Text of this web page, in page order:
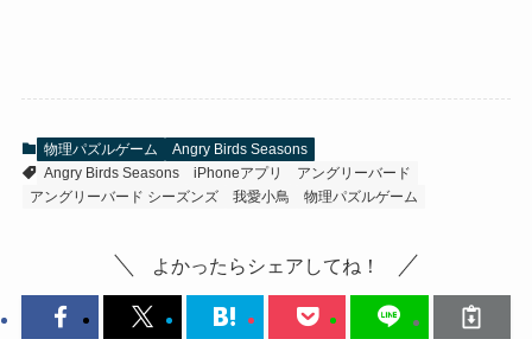
物理パズルゲーム
Angry Birds Seasons
Angry Birds Seasons
iPhoneアプリ
アングリーバード
アングリーバード シーズンズ
我愛小鳥 物理パズルゲーム
よかったらシェアしてね！